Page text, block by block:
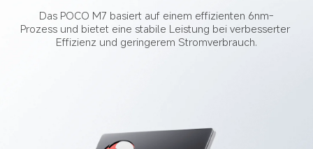
Das POCO M7 basiert auf einem effizienten 6nm-
Prozess und bietet eine stabile Leistung bei verbesserter
Effizienz und geringerem Stromverbrauch.